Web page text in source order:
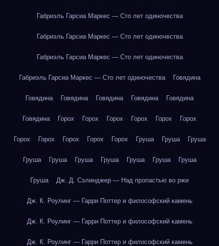
Габриэль Гарсиа Маркес — Сто лет одиночества
Габриэль Гарсиа Маркес — Сто лет одиночества
Габриэль Гарсиа Маркес — Сто лет одиночества
Габриэль Гарсиа Маркес — Сто лет одиночества Говядина
Говядина Говядина Говядина Говядина Говядина
Говядина Горох Горох Горох Горох Горох Горох
Горох Горох Горох Горох Горох Груша Груша Груша
Груша Груша Груша Груша Груша Груша Груша
Груша Дж. Д. Сэлинджер — Над пропастью во ржи
Дж. К. Роулинг — Гарри Поттер и философский камень
Дж. К. Роулинг — Гарри Поттер и философский камень
Дж. К. Роулинг — Гарри Поттер и философский камень